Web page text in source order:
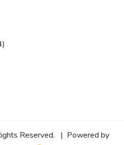
Reserved. | Powered by